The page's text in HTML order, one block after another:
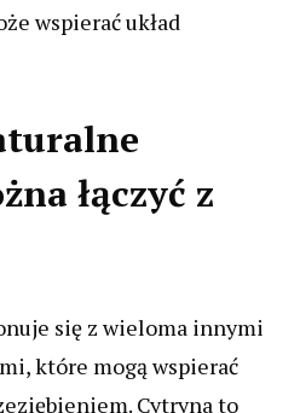
wspierać układ
łączyć z
się z wieloma innymi
które mogą wspierać
Cytryna to